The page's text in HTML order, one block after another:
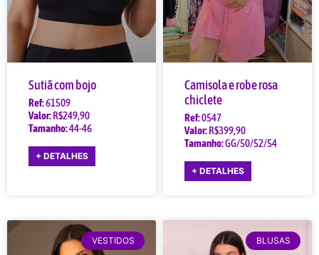
Sutiã com bojo
Ref:61509
Valor:R$249,90
Tamanho:44-46
+ DETALHES
Camisola e robe rosa
chiclete
Ref:0547
Valor:R$399,90
Tamanho:GG/50/52/54
+ DETALHES
VESTIDOS BLUSAS